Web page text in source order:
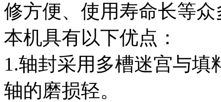
修方便、使用寿命长等
本机具有以下优点：
1.轴封采用多槽迷宫与
轴的磨损轻。